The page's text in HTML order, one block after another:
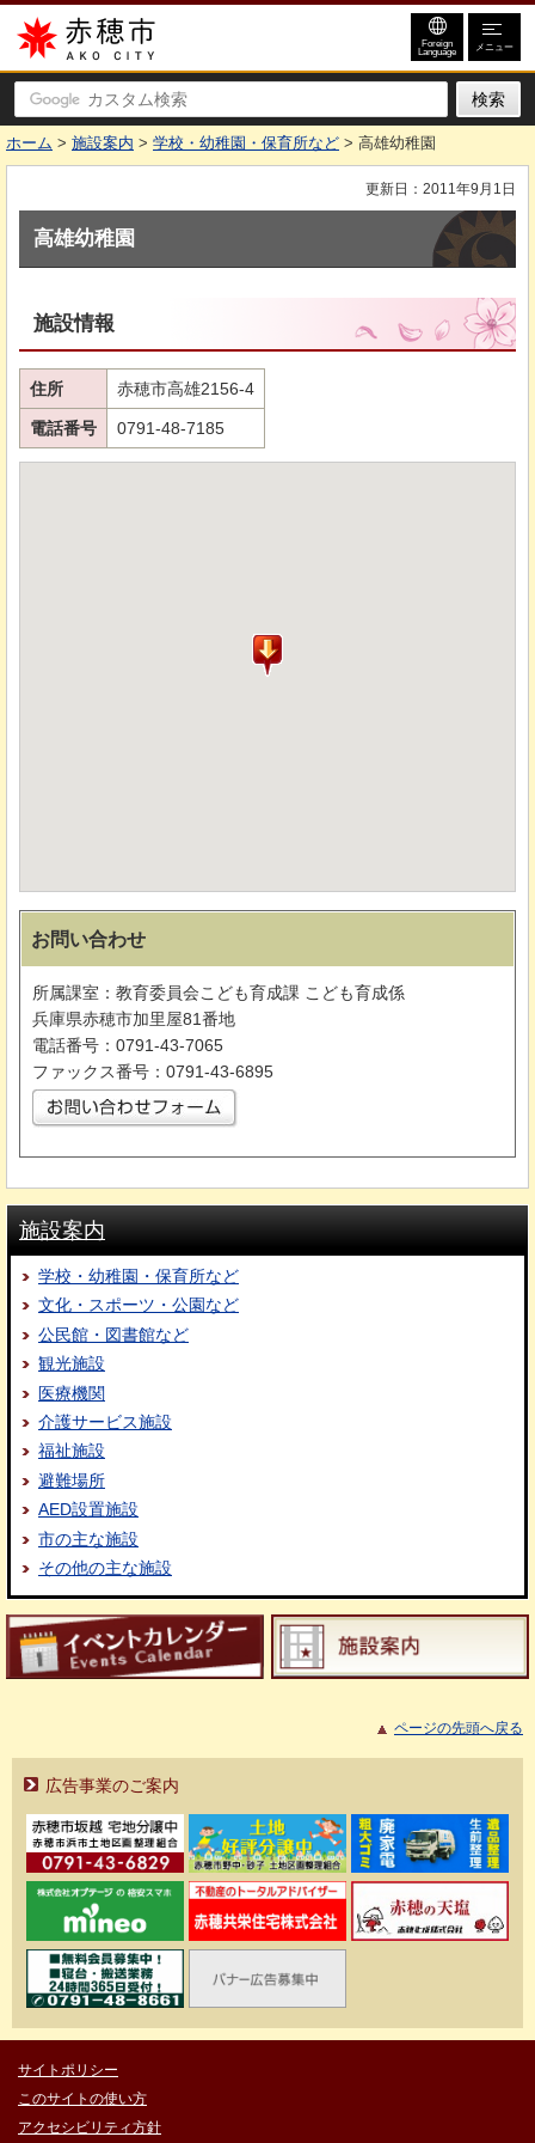
赤穂市
Foreign
Language メニュー
ホーム > 施設案内 > 学校・幼稚園・保育所など > 高雄幼稚園
更新日：2011年9月1日
高雄幼稚園
施設情報
住所 赤穂市高雄2156-4
電話番号 0791-48-7185
お問い合わせ
所属課室：教育委員会こども育成課 こども育成係
兵庫県赤穂市加里屋81番地
電話番号：0791-43-7065
ファックス番号：0791-43-6895
施設案内
学校・幼稚園・保育所など
文化・スポーツ・公園など
公民館・図書館など
観光施設
医療機関
介護サービス施設
福祉施設
避難場所
AED設置施設
市の主な施設
その他の主な施設
ページの先頭へ戻る
広告事業のご案内
サイトポリシー
このサイトの使い方
アクセシビリティ方針